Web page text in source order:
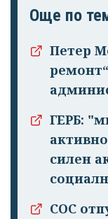
Още по
Петер
ГЕРБ:
силен
СОС